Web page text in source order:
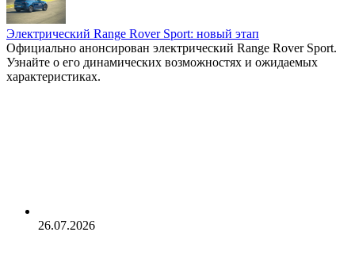
Электрический Range Rover Sport: новый этап
Официально анонсирован электрический Range Rover Sport.
Узнайте о его динамических возможностях и ожидаемых
характеристиках.
26.07.2026